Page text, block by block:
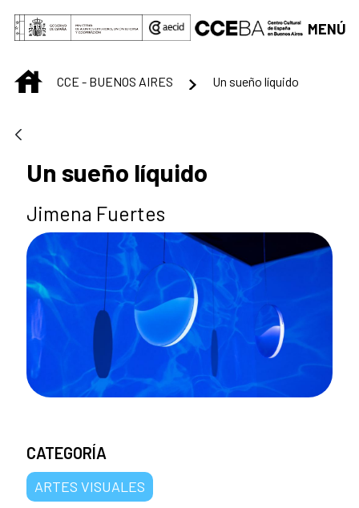
Saltar al contenido principal
MENÚ
INICIOCCE - BUENOS AIRES Un sueño líquido
Un sueño líquido
Jimena Fuertes
CATEGORÍA
ARTES VISUALES